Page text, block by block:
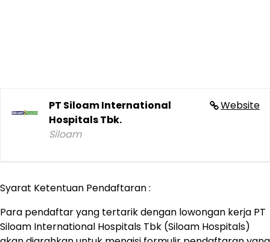
Website
PT Siloam International
Hospitals Tbk.
Siloam
Syarat Ketentuan Pendaftaran :
Para pendaftar yang tertarik dengan lowongan kerja PT
Siloam International Hospitals Tbk (Siloam Hospitals)